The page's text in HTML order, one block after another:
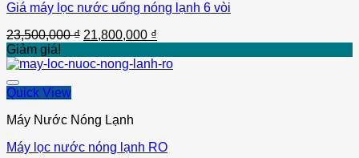
Giá máy lọc nước uống nóng lạnh 6 vòi
23,500,000₫ Giá
là:
21,800,000 ₫
tại
Giảm giá!
Quick View
Máy Nước Nóng Lạnh
Máy lọc nước nóng lạnh RO